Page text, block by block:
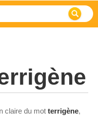
claire du mot terrigène,